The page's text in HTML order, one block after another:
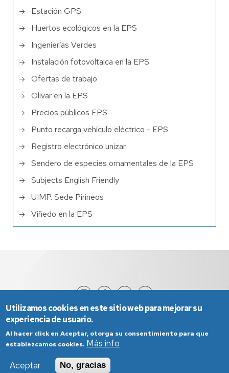
Estación GPS
Huertos ecológicos en la EPS
Ingenierías Verdes
Instalación fotovoltaica en la EPS
Ofertas de trabajo
Olivar en la EPS
Precios públicos EPS
Punto recarga vehículo eléctrico - EPS
Registro electrónico unizar
Sendero de especies ornamentales de la EPS
Subjects English Friendly
UIMP. Sede Pirineos
Viñedo en la EPS
Aviso Legal
Condiciones generales de uso
Utilizamos cookies en este sitio web para mejorar su
experiencia de usuario.
Al hacer click en Aceptar, otorga su consentimiento para que
establezcamos cookies. Más info
Aceptar
No, gracias